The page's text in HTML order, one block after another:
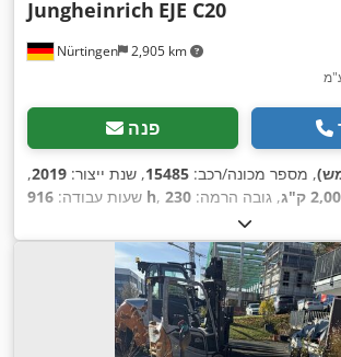
Nürtingen 2,905 km
Jungheinrich EJE C20
פנה
, מספר מכונה/רכב: 15485, שנת ייצור: 2019
,
שעות עבודה: 916 h ק"ג , גובה הרמה: 230
, סוג דלק:
, אורך המזלג:1,150 מ"מ , משקל כולל:513